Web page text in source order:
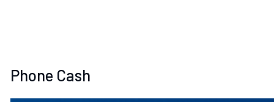
Phone Cash